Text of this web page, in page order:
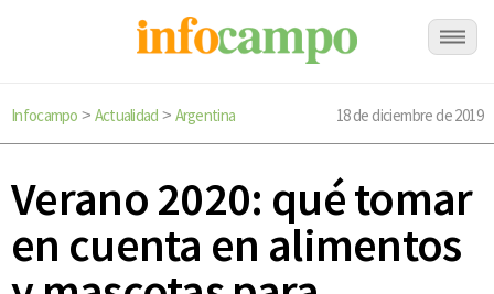
Infocampo > Actualidad > Argentina 18 de diciembre de 2019
Verano 2020: qué tomar
en cuenta en alimentos